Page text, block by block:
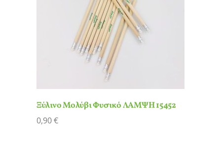
Ξύλινο Μολύβι Φυσικό ΛΑΜΨΗ 15452
0,90€